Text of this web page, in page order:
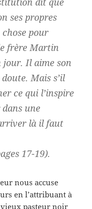
ses propres
pour
frère Martin
jour. Il aime son
Mais s’il
ce qui l’inspire
une
là il faut
17-19).
nous accuse
en l’attribuant à
vieux pasteur noir